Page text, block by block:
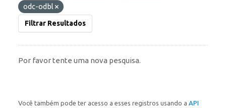
odc-odbl
Filtrar Resultados
Por favor tente uma nova pesquisa.
Você também pode ter acesso a esses registros usando a API